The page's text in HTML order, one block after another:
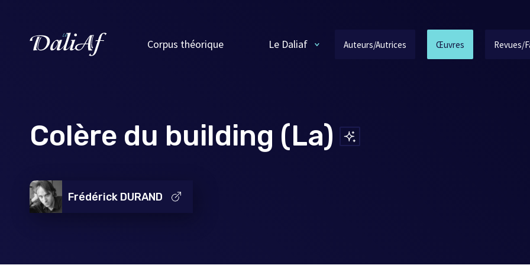
Corpus théorique Le Daliaf Auteurs/Autrices Œuvres Revues/
Colère du building (La)
Frédérick DURAND